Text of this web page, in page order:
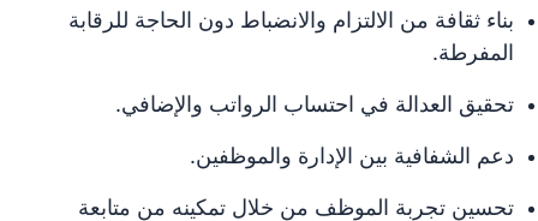
بناء ثقافة من الالتزام والانضباط دون الحاجة للرقابة
المفرطة.
تحقيق العدالة في احتساب الرواتب والإضافي.
دعم الشفافية بين الإدارة والموظفين.
تحسين تجربة الموظف من خلال تمكينه من متابعة